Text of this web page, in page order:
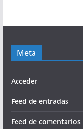
Meta
Acceder
Feed de entradas
Feed de comentarios